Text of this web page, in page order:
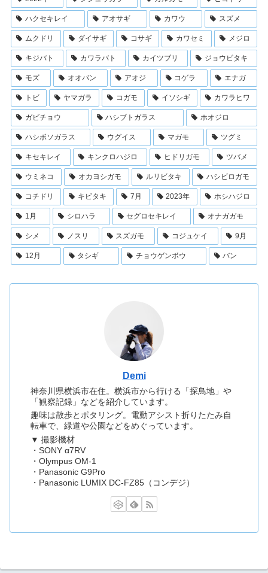
ハクセキレイ アオサギ カワウ スズメ
ムクドリ ダイサギ コサギ カワセミ メジロ
キジバト カワラバト カイツブリ ジョウビタキ
モズ オオバン アオジ コゲラ エナガ
トビ ヤマガラ コガモ イソシギ カワラヒワ
ガビチョウ ハシブトガラス ホオジロ
ハシボソガラス ウグイス マガモ ツグミ
キセキレイ キンクロハジロ ヒドリガモ ツバメ
ウミネコ オカヨシガモ ルリビタキ ハシビロガモ
コチドリ キビタキ 7月 2023年 ホシハジロ
1月 シロハラ セグロセキレイ オナガガモ
シメ ノスリ スズガモ コジュケイ 9月
12月 タシギ チョウゲンボウ バン
Demi
神奈川県横浜市在住。横浜市から行ける「探鳥地」や
「観察記録」などを紹介しています。
趣味は散歩とポタリング。電動アシスト折りたたみ自
転車で、緑道や公園などをめぐっています。
▼ 撮影機材
・SONY α7RV
・Olympus OM-1
・Panasonic G9Pro
・Panasonic LUMIX DC-FZ85（コンデジ）